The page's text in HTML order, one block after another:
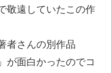
敬遠していたこの作
者さんの別作品
」が面白かったのでコ